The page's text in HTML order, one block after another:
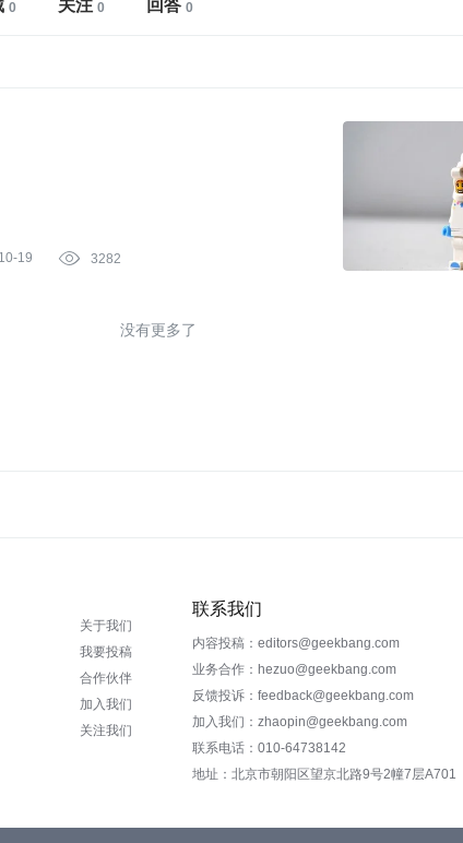
关注 回答
19  3282
没有更多了
关于我们
我要投稿
合作伙伴
加入我们
关注我们
联系我们
内容投稿：editors@geekbang.com
业务合作：hezuo@geekbang.com
反馈投诉：feedback@geekbang.com
加入我们：zhaopin@geekbang.com
联系电话：010-64738142
地址：北京市朝阳区望京北路9号2幢7层A701